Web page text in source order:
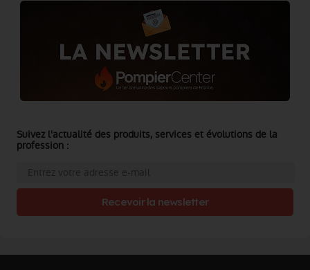
Suivez l'actualité des produits, services et évolutions de la
profession :
Recevoir la newsletter